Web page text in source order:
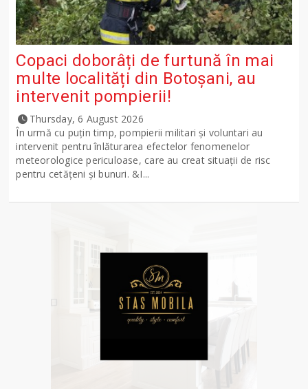
Copaci doborâți de furtună în mai
multe localități din Botoșani, au
intervenit pompierii!
Thursday, 6 August 2026
În urmă cu puțin timp, pompierii militari și voluntari au
intervenit pentru înlăturarea efectelor fenomenelor
meteorologice periculoase, care au creat situații de risc
pentru cetățeni și bunuri. &I...